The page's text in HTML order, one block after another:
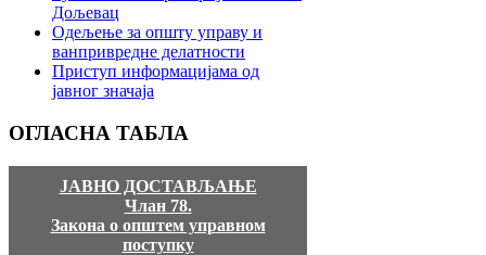
Дољевац
Одељење за општу управу и
ванпривредне делатности
Приступ информацијама од
јавног значаја
ОГЛАСНА ТАБЛА
ЈАВНО ДОСТАВЉАЊЕ
Члан 78.
Закона о општем управном
поступку